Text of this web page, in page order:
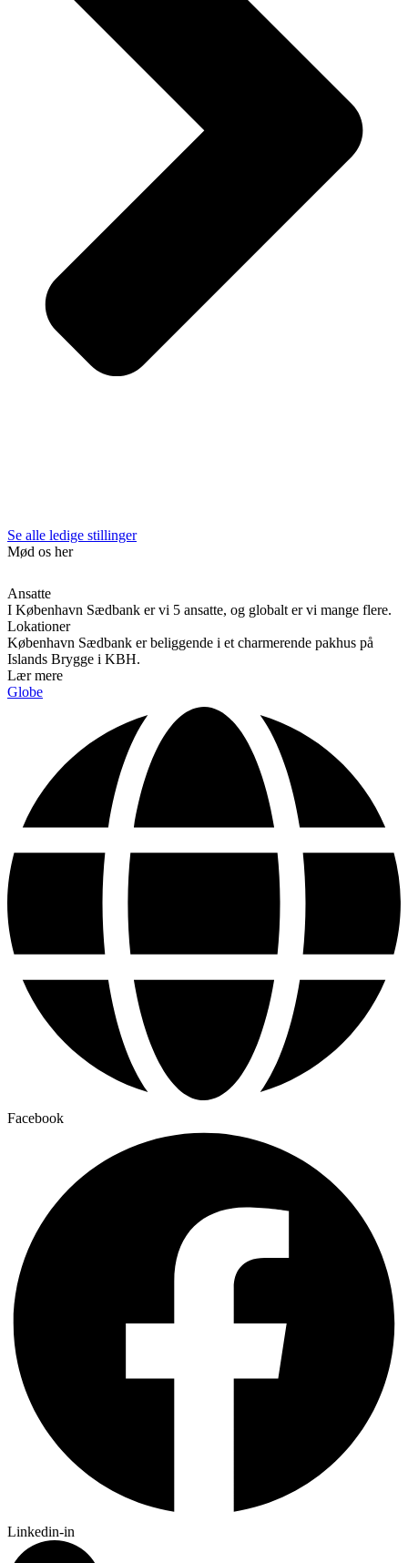
Se alle ledige stillinger
Mød os her
Ansatte
I København Sædbank er vi 5 ansatte, og globalt er vi mange flere.
Lokationer
København Sædbank er beliggende i et charmerende pakhus på
Islands Brygge i KBH.
Lær mere
Globe
Facebook
Linkedin-in